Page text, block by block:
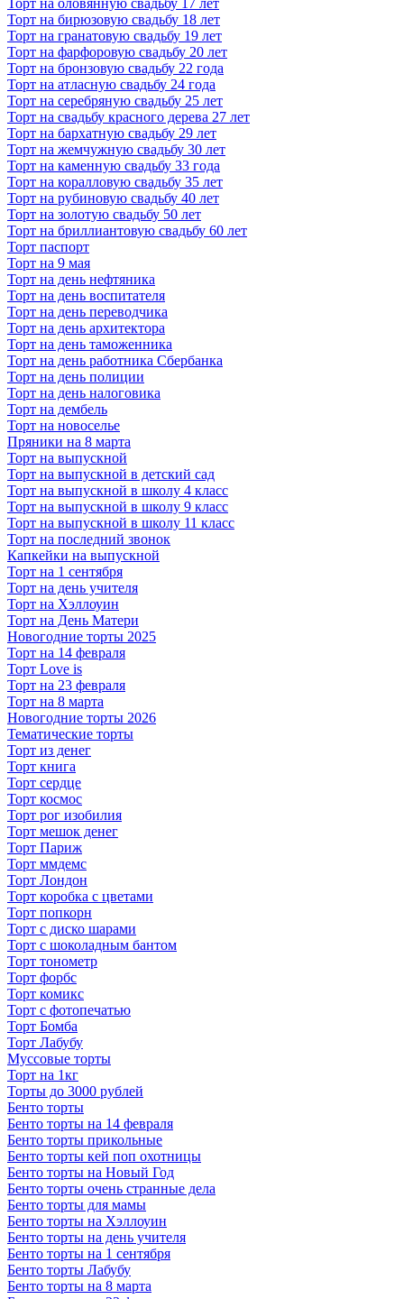
Торт на оловянную свадьбу 17 лет
Торт на бирюзовую свадьбу 18 лет
Торт на гранатовую свадьбу 19 лет
Торт на фарфоровую свадьбу 20 лет
Торт на бронзовую свадьбу 22 года
Торт на атласную свадьбу 24 года
Торт на серебряную свадьбу 25 лет
Торт на свадьбу красного дерева 27 лет
Торт на бархатную свадьбу 29 лет
Торт на жемчужную свадьбу 30 лет
Торт на каменную свадьбу 33 года
Торт на коралловую свадьбу 35 лет
Торт на рубиновую свадьбу 40 лет
Торт на золотую свадьбу 50 лет
Торт на бриллиантовую свадьбу 60 лет
Торт паспорт
Торт на 9 мая
Торт на день нефтяника
Торт на день воспитателя
Торт на день переводчика
Торт на день архитектора
Торт на день таможенника
Торт на день работника Сбербанка
Торт на день полиции
Торт на день налоговика
Торт на дембель
Торт на новоселье
Пряники на 8 марта
Торт на выпускной
Торт на выпускной в детский сад
Торт на выпускной в школу 4 класс
Торт на выпускной в школу 9 класс
Торт на выпускной в школу 11 класс
Торт на последний звонок
Капкейки на выпускной
Торт на 1 сентября
Торт на день учителя
Торт на Хэллоуин
Торт на День Матери
Новогодние торты 2025
Торт на 14 февраля
Торт Love is
Торт на 23 февраля
Торт на 8 марта
Новогодние торты 2026
Тематические торты
Торт из денег
Торт книга
Торт сердце
Торт космос
Торт рог изобилия
Торт мешок денег
Торт Париж
Торт ммдемс
Торт Лондон
Торт коробка с цветами
Торт попкорн
Торт с диско шарами
Торт с шоколадным бантом
Торт тонометр
Торт форбс
Торт комикс
Торт с фотопечатью
Торт Бомба
Торт Лабубу
Муссовые торты
Торт на 1кг
Торты до 3000 рублей
Бенто торты
Бенто торты на 14 февраля
Бенто торты прикольные
Бенто торты кей поп охотницы
Бенто торты на Новый Год
Бенто торты очень странные дела
Бенто торты для мамы
Бенто торты на Хэллоуин
Бенто торты на день учителя
Бенто торты на 1 сентября
Бенто торты Лабубу
Бенто торты на 8 марта